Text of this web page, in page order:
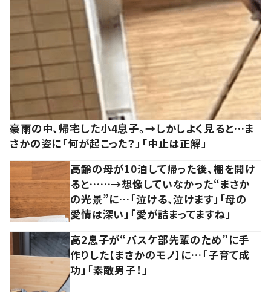
豪雨の中、帰宅した小4息子。→しかしよく見ると…ま
さかの姿に「何が起こった？」「中止は正解」
高齢の母が10泊して帰った後、棚を開け
ると……→想像していなかった“まさか
の光景”に…「泣ける、泣けます」「母の
愛情は深い」「愛が詰まってますね」
高2息子が“バスケ部先輩のため”に手
作りした【まさかのモノ】に…「子育て成
功」「素敵男子！」